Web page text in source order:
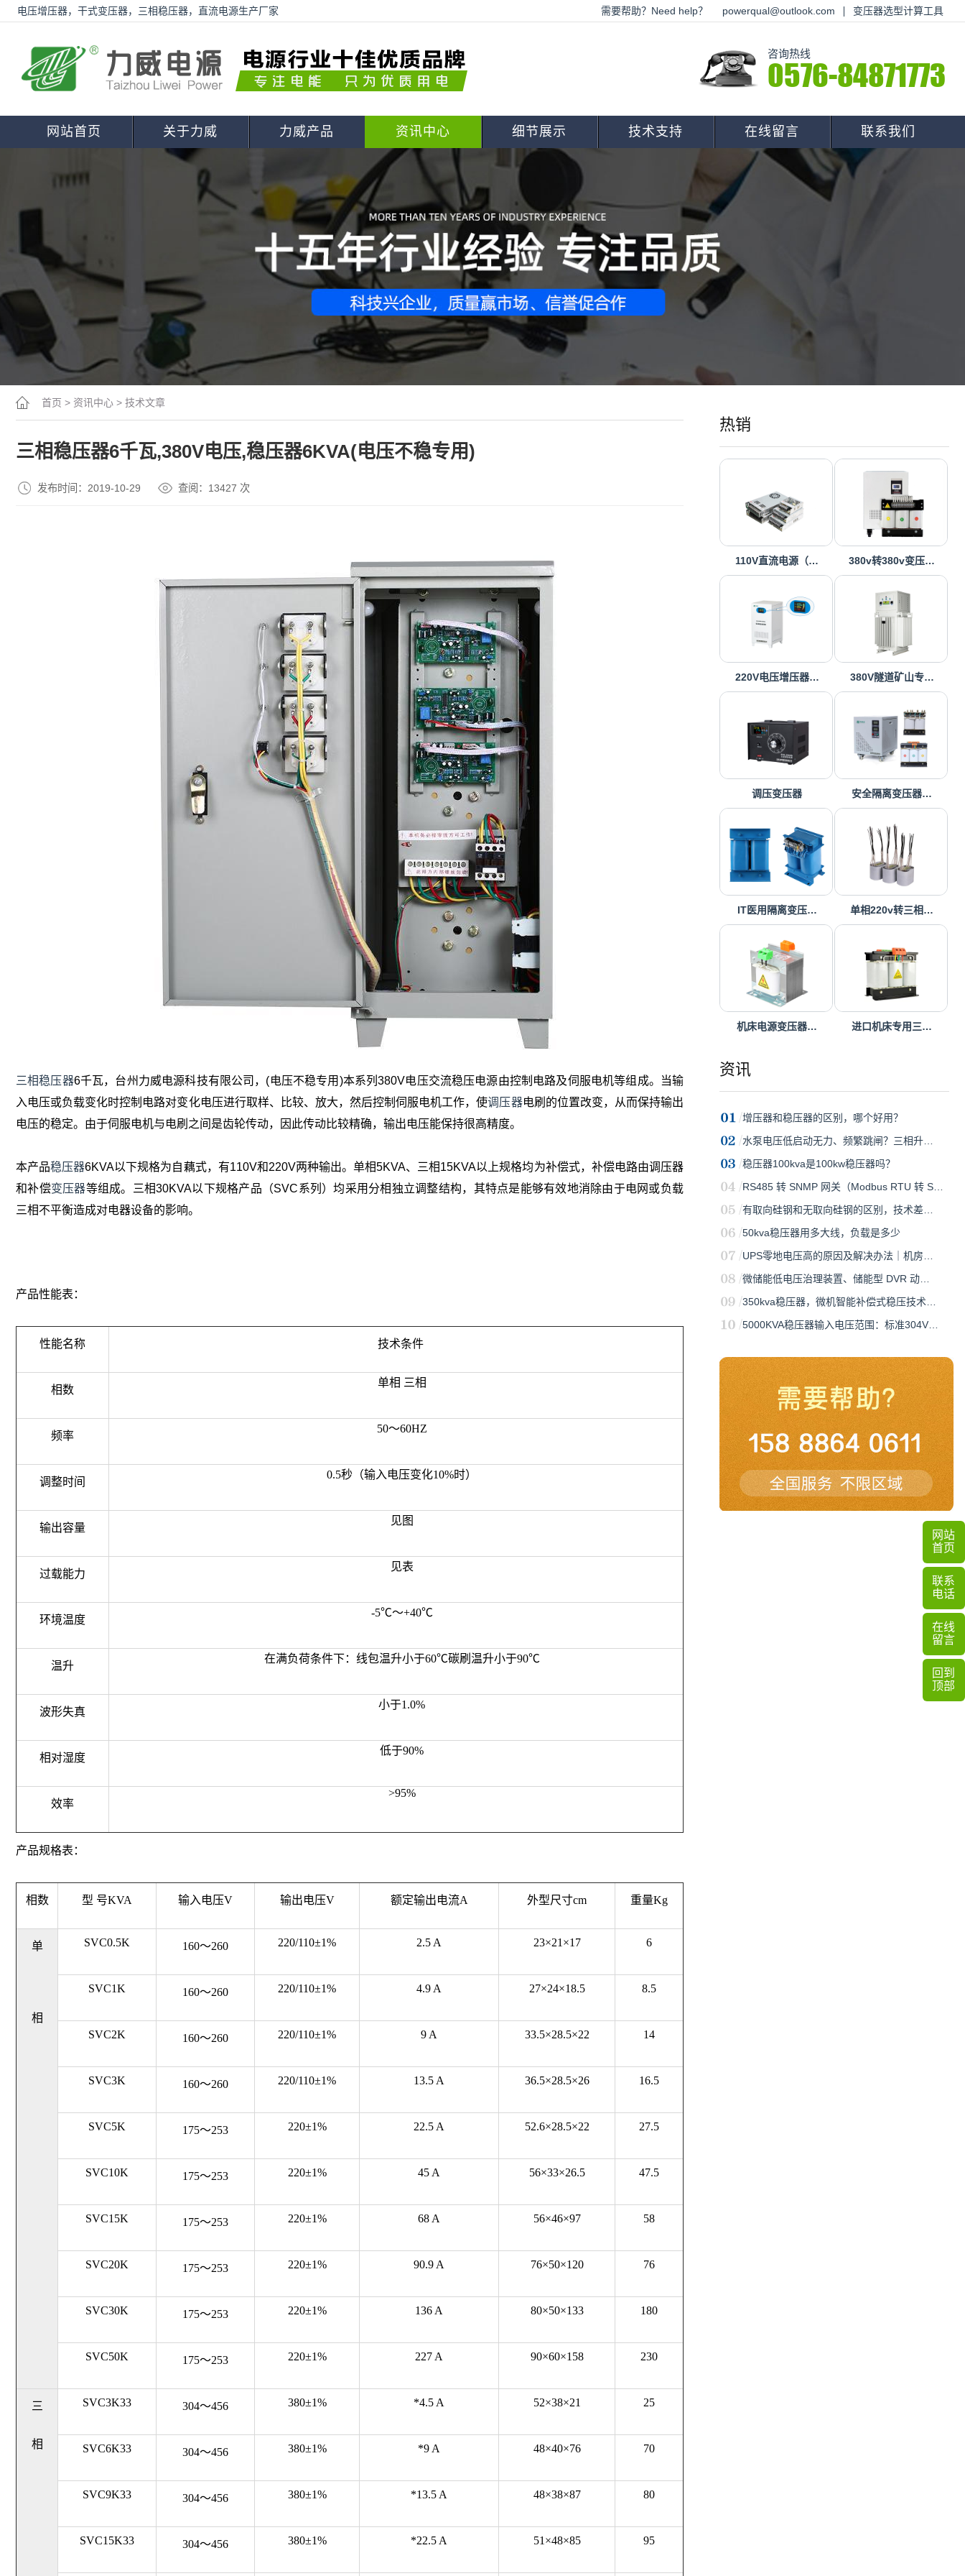
电压增压器，干式变压器，三相稳压器，直流电源生产厂家 需要帮助？Need help？ powerqual@outlook.com 变压器选型计算工具
咨询热线
0576-84871773
网站首页 关于力威 力威产品 资讯中心 细节展示 技术支持 在线留言 联系我们
热销
110V直流电源（… 380v转380v变压…
220V电压增压器… 380V隧道矿山专…
调压变压器 安全隔离变压器…
IT医用隔离变压… 单相220v转三相…
机床电源变压器… 进口机床专用三…
资讯
增压器和稳压器的区别，哪个好用？
水泵电压低启动无力、频繁跳闸？三相升…
稳压器100kva是100kw稳压器吗？
RS485 转 SNMP 网关（Modbus RTU 转 S…
有取向硅钢和无取向硅钢的区别，技术差…
50kva稳压器用多大线，负载是多少
UPS零地电压高的原因及解决办法｜机房…
微储能低电压治理装置、储能型 DVR 动…
350kva稳压器，微机智能补偿式稳压技术…
5000KVA稳压器输入电压范围：标准304V…
首页 > 资讯中心 > 技术文章
三相稳压器6千瓦,380V电压,稳压器6KVA(电压不稳专用)
发布时间：2019-10-29 查阅：13427 次
三相稳压器6千瓦，台州力威电源科技有限公司，(电压不稳专用)本系列380V电压交流稳压电源由控制电路及伺服电机等组成。当输
入电压或负载变化时控制电路对变化电压进行取样、比较、放大，然后控制伺服电机工作，使调压器电刷的位置改变，从而保持输出
电压的稳定。由于伺服电机与电刷之间是齿轮传动，因此传动比较精确，输出电压能保持很高精度。
本产品稳压器6KVA以下规格为自藕式，有110V和220V两种输出。单相5KVA、三相15KVA以上规格均为补偿式，补偿电路由调压器
和补偿变压器等组成。三相30KVA以下规格产品（SVC系列）均采用分相独立调整结构，其特点是能够有效地消除由于电网或负载
三相不平衡造成对电器设备的影响。
产品性能表：
性能名称 技术条件
相数
单相 三相
频率
50～60HZ
调整时间
0.5秒（输入电压变化10%时）
输出容量
见图
过载能力
见表
环境温度
-5℃～+40℃
温升
在满负荷条件下：线包温升小于60℃碳刷温升小于90℃
波形失真
小于1.0%
相对湿度
低于90%
效率
>95%
产品规格表：
相数 型 号KVA 输入电压V 输出电压V 额定输出电流A 外型尺寸cm 重量Kg
单
相
SVC0.5K 160～260 220/110±1% 2.5 A 23×21×17 6
SVC1K 160～260 220/110±1% 4.9 A 27×24×18.5 8.5
SVC2K 160～260 220/110±1% 9 A 33.5×28.5×22 14
SVC3K 160～260 220/110±1% 13.5 A 36.5×28.5×26 16.5
SVC5K 175～253 220±1% 22.5 A 52.6×28.5×22 27.5
SVC10K 175～253 220±1% 45 A 56×33×26.5 47.5
SVC15K 175～253 220±1% 68 A 56×46×97 58
SVC20K 175～253 220±1% 90.9 A 76×50×120 76
SVC30K 175～253 220±1% 136 A 80×50×133 180
SVC50K 175～253 220±1% 227 A 90×60×158 230
三
相
SVC3K33 304～456 380±1% *4.5 A 52×38×21 25
SVC6K33 304～456 380±1% *9 A 48×40×76 70
SVC9K33 304～456 380±1% *13.5 A 48×38×87 80
SVC15K33 304～456 380±1% *22.5 A 51×48×85 95
网站
首页
联系
电话
在线
留言
回到
顶部